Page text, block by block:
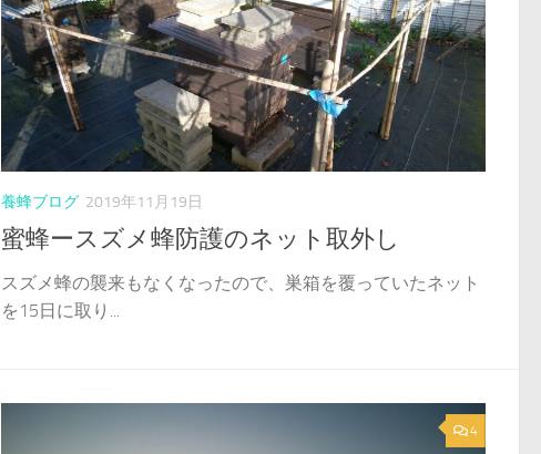
養蜂ブログ 2019年11月19日
蜜蜂ースズメ蜂防護のネット取外し
スズメ蜂の襲来もなくなったので、巣箱を覆っていたネット
を15日に取り...
4